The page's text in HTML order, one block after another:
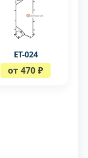
ЕТ-024
от 470 ₽